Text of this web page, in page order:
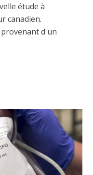
étude à
canadien.
d'un